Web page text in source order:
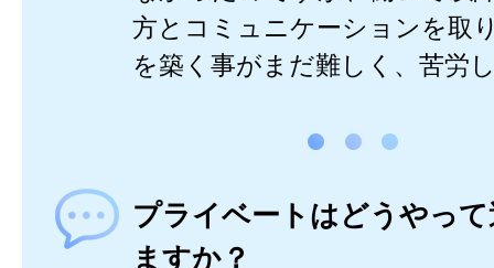
方とコミュニケーションを取
を築く事がまだ難しく、苦労
プライベートはどうやっ
ますか？